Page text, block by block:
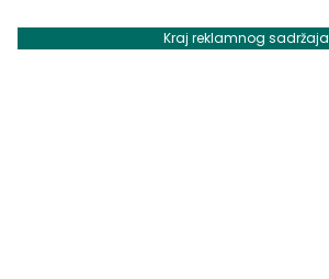
Kraj reklamnog sadržaja